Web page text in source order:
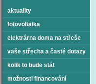
aktuality
fotovoltaika
elektrárna doma na střeše
vaše střecha a časté dotazy
kolik to bude stát
možnosti financování